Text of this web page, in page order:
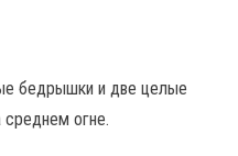
бедрышки и две целые
среднем огне.